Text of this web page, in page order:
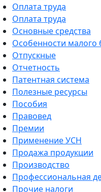
Оплата труда
Оплата труда
Основные средства
Особенности малого
Отпускные
Отчетность
Патентная система
Полезные ресурсы
Пособия
Правовед
Премии
Применение УСН
Продажа продукции
Производство
Профессиональная
Прочие налоги